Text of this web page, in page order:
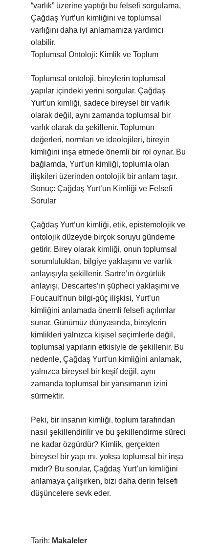
“varlık” üzerine yaptığı bu felsefi sorgulama,
Çağdaş Yurt’un kimliğini ve toplumsal
varlığını daha iyi anlamamıza yardımcı
olabilir.
Toplumsal Ontoloji: Kimlik ve Toplum
Toplumsal ontoloji, bireylerin toplumsal
yapılar içindeki yerini sorgular. Çağdaş
Yurt’un kimliği, sadece bireysel bir varlık
olarak değil, aynı zamanda toplumsal bir
varlık olarak da şekillenir. Toplumun
değerleri, normları ve ideolojileri, bireyin
kimliğini inşa etmede önemli bir rol oynar. Bu
bağlamda, Yurt’un kimliği, toplumla olan
ilişkileri üzerinden ontolojik bir anlam taşır.
Sonuç: Çağdaş Yurt’un Kimliği ve Felsefi
Sorular
Çağdaş Yurt’un kimliği, etik, epistemolojik ve
ontolojik düzeyde birçok soruyu gündeme
getirir. Birey olarak kimliği, onun toplumsal
sorumlulukları, bilgiye yaklaşımı ve varlık
anlayışıyla şekillenir. Sartre’ın özgürlük
anlayışı, Descartes’ın şüpheci yaklaşımı ve
Foucault’nun bilgi-güç ilişkisi, Yurt’un
kimliğini anlamada önemli felsefi açılımlar
sunar. Günümüz dünyasında, bireylerin
kimlikleri yalnızca kişisel seçimlerle değil,
toplumsal yapıların etkisiyle de şekillenir. Bu
nedenle, Çağdaş Yurt’un kimliğini anlamak,
yalnızca bireysel bir keşif değil, aynı
zamanda toplumsal bir yansımanın izini
sürmektir.
Peki, bir insanın kimliği, toplum tarafından
nasıl şekillendirilir ve bu şekillendirme süreci
ne kadar özgürdür? Kimlik, gerçekten
bireysel bir yapı mı, yoksa toplumsal bir inşa
mıdır? Bu sorular, Çağdaş Yurt’un kimliğini
anlamaya çalışırken, bizi daha derin felsefi
düşüncelere sevk eder.
Tarih: Makaleler